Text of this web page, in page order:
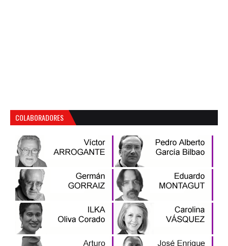
COLABORADORES